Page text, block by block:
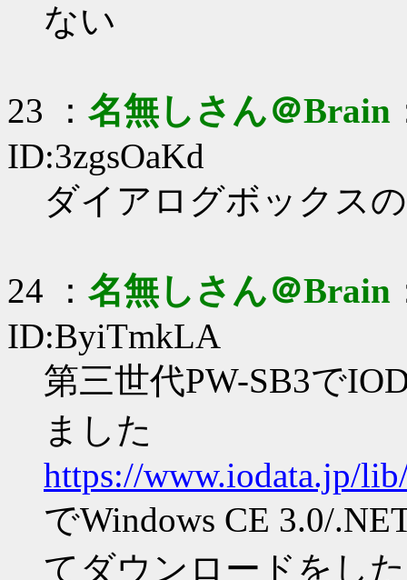
ない
23 ： 名無しさん＠Brain
ID:3zgsOaKd
ダイアログボックス
24 ： 名無しさん＠Brain
ID:ByiTmkLA
第三世代PW-SB3で
ました
https://www.iodata.jp/
でWindows CE 3.0/
てダウンロードをし